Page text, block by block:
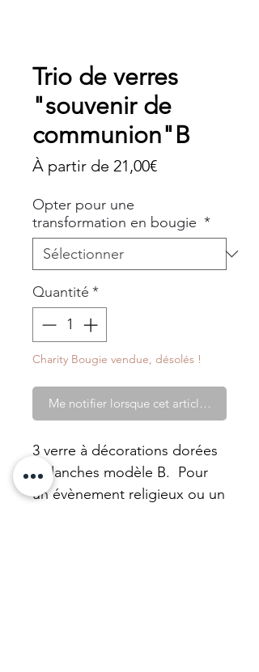
Trio de verres
"souvenir de
communion"B
À partir de 21,00€Prix
Opter pour une
transformation en bougie *
Quantité *
Charity Bougie vendue, désolés !
Me notifier lorsque cet article est
3 verre à décorations dorées
/ blanches modèle B. Pour
un évènement religieux ou un